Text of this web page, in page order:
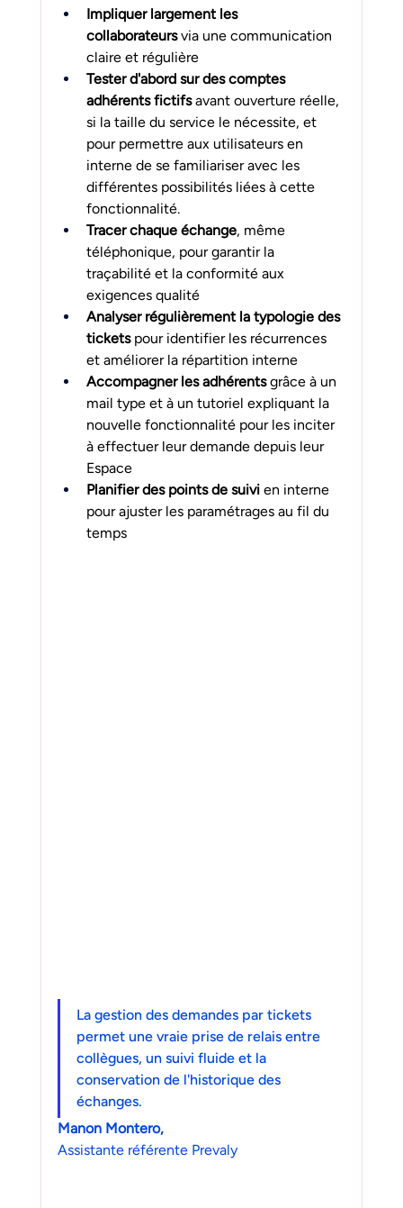
Impliquer largement les
collaborateurs via une communication
claire et régulière
Tester d'abord sur des comptes
adhérents fictifs avant ouverture réelle,
si la taille du service le nécessite, et
pour permettre aux utilisateurs en
interne de se familiariser avec les
différentes possibilités liées à cette
fonctionnalité.
Tracer chaque échange, même
téléphonique, pour garantir la
traçabilité et la conformité aux
exigences qualité
Analyser régulièrement la typologie des
tickets pour identifier les récurrences
et améliorer la répartition interne
Accompagner les adhérents grâce à un
mail type et à un tutoriel expliquant la
nouvelle fonctionnalité pour les inciter
à effectuer leur demande depuis leur
Espace
Planifier des points de suivi en interne
pour ajuster les paramétrages au fil du
temps
La gestion des demandes par tickets
permet une vraie prise de relais entre
collègues, un suivi fluide et la
conservation de l'historique des
échanges.
Manon Montero,
Assistante référente Prevaly